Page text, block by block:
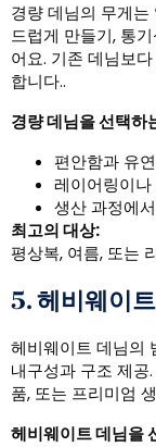
경량 데님의 무게는
드럽게 만들기, 통
어요. 기존 데님보
합니다..
경량 데님을 선택하
편안함과 유
레이어링이
생산 과정에
최고의 대상:
평상복, 여름, 또는
5. 헤비웨이
헤비웨이트 데님의
내구성과 구조 제공
품, 또는 프리미엄
헤비웨이트 데님을